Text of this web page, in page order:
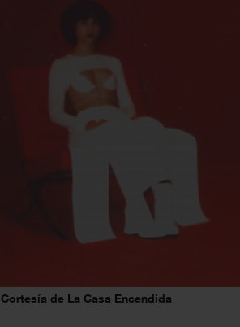
de La Casa Encendida